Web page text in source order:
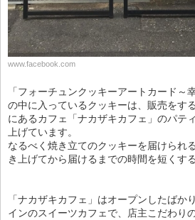
www.facebook.com
「フォーチュンクッキーアートカード～
の中に入っているクッキーは、販売をす
にあるカフェ「ナカザキカフェ」のパテ
上げています。
なるべく焼き立てのクッキーを届けられ
き上げてから届けるまでの時間を短くす
「ナカザキカフェ」はオープンしたばか
インのスイーツカフェで、店主こだわり